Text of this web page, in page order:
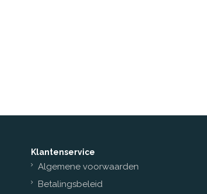
Klantenservice
Algemene voorwaarden
Betalingsbeleid